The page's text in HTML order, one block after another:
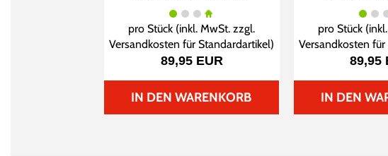
pro Stück (inkl. MwSt. zzgl.
Versandkosten für Standardartikel)
89,95 EUR
IN DEN WARENKORB
pro Stück
Versandkosten
89,95
IN DEN